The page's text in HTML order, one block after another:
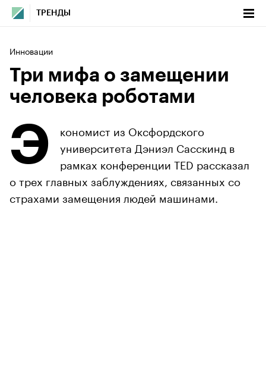
ТРЕНДЫ
Инновации
Три мифа о замещении
человека роботами
Э
кономист из Оксфордского
университета Дэниэл Сасскинд в
рамках конференции TED рассказал
о трех главных заблуждениях, связанных со
страхами замещения людей машинами.